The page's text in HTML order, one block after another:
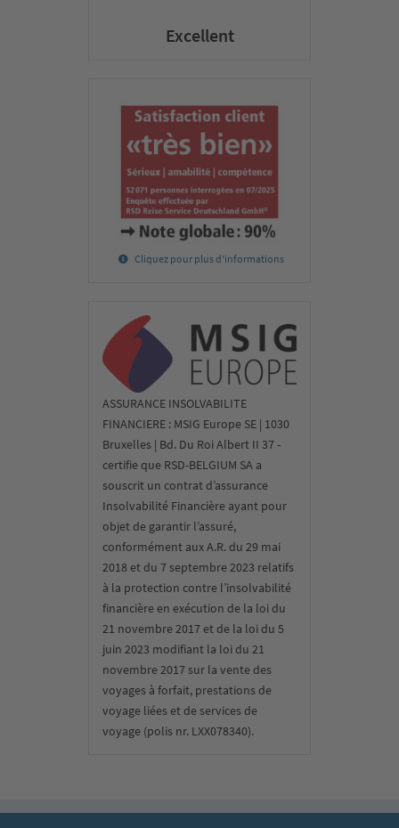
Excellent
Cliquez pour plus d'informations
ASSURANCE INSOLVABILITE
FINANCIERE : MSIG Europe SE | 1030
Bruxelles | Bd. Du Roi Albert II 37 -
certifie que RSD-BELGIUM SA a
souscrit un contrat d’assurance
Insolvabilité Financière ayant pour
objet de garantir l’assuré,
conformément aux A.R. du 29 mai
2018 et du 7 septembre 2023 relatifs
à la protection contre l’insolvabilité
financière en exécution de la loi du
21 novembre 2017 et de la loi du 5
juin 2023 modifiant la loi du 21
novembre 2017 sur la vente des
voyages à forfait, prestations de
voyage liées et de services de
voyage (polis nr. LXX078340).